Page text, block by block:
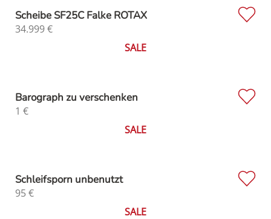
Scheibe SF25C Falke ROTAX
34.999€
SALE
Barograph zu verschenken
1 €
SALE
Schleifsporn unbenutzt
95€
SALE